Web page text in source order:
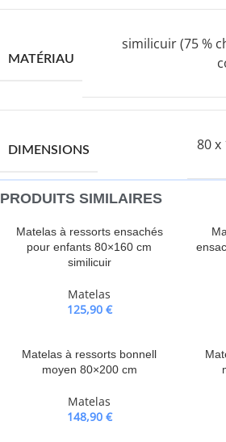
MATÉRIAU
similicuir (75 %
DIMENSIONS 80 x
PRODUITS SIMILAIRES
Matelas à ressorts ensachés
pour enfants 80×160 cm
similicuir
Matelas
125,90 €
Matelas à ressorts bonnell
moyen 80×200 cm
Matelas
148,90 €